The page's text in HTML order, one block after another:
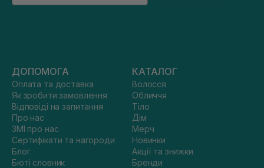
ДОПОМОГА
Оплата та доставка
Як зробити замовлення
Відповіді на запитання
Про нас
ЗМІ про нас
Сертифікати та нагороди
Блог
Бюті словник
КАТАЛОГ
Волосся
Обличчя
Тіло
Дім
Мерч
Новинки
Акції та знижки
Бренди